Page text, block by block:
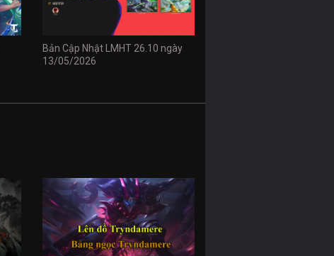
Bản Cập Nhật LMHT 26.10 ngày
13/05/2026